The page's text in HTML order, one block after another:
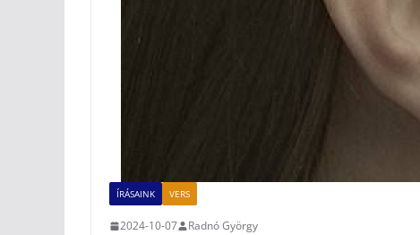
ÍRÁSAINK VERS
2024-10-07 Radnó György